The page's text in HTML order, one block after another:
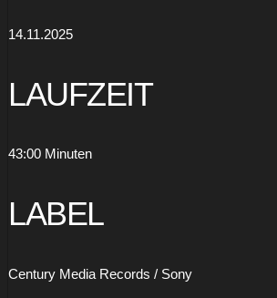
14.11.2025
LAUFZEIT
43:00 Minuten
LABEL
Century Media Records / Sony